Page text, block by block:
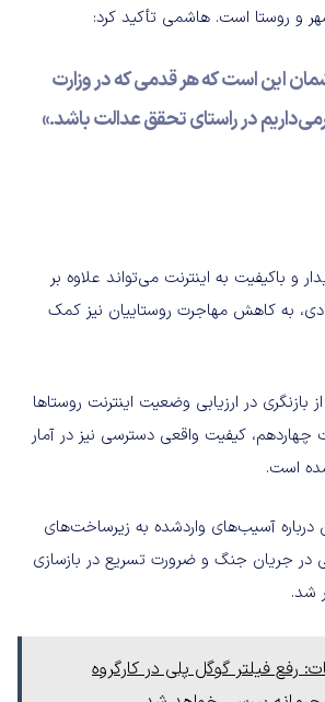
و روستا است. هاشمی تأکید کرد:
این است که هر قدمی که در وزارت
در راستای تحقق عدالت باشد.»
و باکیفیت به اینترنت می‌تواند علاوه بر
به کاهش مهاجرت روستاییان نیز کمک
بازنگری در ارزیابی وضعیت اینترنت روستاها
کیفیت واقعی دسترسی نیز در آمار
است.
آسیب‌های واردشده به زیرساخت‌های
در جریان جنگ و ضرورت تسریع در بازسازی
شد.
رفع فیلتر گوگل پلی در کارگروه